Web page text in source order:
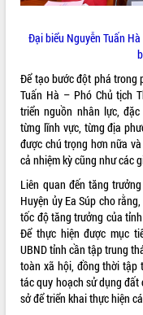
văn hóa, thể thao đáp ứng yêu
phát triển mới
mặt Đoàn chuyên gia y tế TP.
Minh
Lễ truy điệu và an táng hài cốt
tại Nghĩa trang Liệt sĩ xã Sơn
Bàn giải pháp tháo gỡ khó
định EUDR
Thứ trưởng Bộ Nông nghiệp và
trường Nguyễn Hoàng Hiệp
vùng trồng và doanh nghiệp
sầu riêng tại Đắk Lắk
Trình diễn nghệ thuật chế biến
món ăn từ sầu riêng
LIÊN KẾT WEB
THỐNG KÊ TRUY CẬP
Hôm nay: 22336
Tất cả: 66067659
Đại biểu Nguyễn Tuấn
Để tạo bước đột phá trong
Tuấn Hà – Phó Chủ tịch
triển nguồn nhân lực,
từng lĩnh vực, từng địa
được chú trọng hơn nữa
cả nhiệm kỳ cũng như các
Liên quan đến tăng
Huyện ủy Ea Súp cho
tốc độ tăng trưởng của
Để thực hiện được mục
UBND tỉnh cần tập trung
toàn xã hội, đồng thời tập
tác quy hoạch sử dụng
sở để triển khai thực hiện